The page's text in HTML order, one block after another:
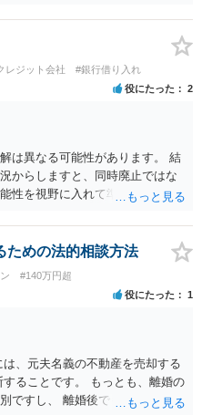
住を継続することは難しくなり
賃貸借契約を締結できれば、居
一応あります。）。ですが、そ
以上、仕方のないことです。
ょうが、離婚されている以上、
くより外ありません。但し、今
性はあります。貴殿の経済状況
、お子様の生活を維持できるよ
なお、破産申立代理人は、通常
で元奥様との連絡窓口にはなっ
産手続に必要な範囲で、破産手
産裁判所が選任する破産管財人
とになると思いますので、立ち
行われることになると思いま
売却が終わっていない場合は1年
います。 当初満了日が令和７年
延長通知がなされて償還期限が令
その後、令和７年９月頃になる
状況としては厳しい状況にある
解除のメールを送付されている
都市綜研インベストファンド
極的に対応している状況にはあ
内容証明に対しても何ら回答が
ため、現状では、内容証明やメ
、法的手続を取らなければ実質
うのが実情です。 ご相談の「み
和８年７月３１日が償還期限到
除による出資金返還請求をしな
にらんだ形で訴訟提起をするこ
都市綜研インベストファンドと
ついても、和解で約束された分
が複数寄せられています。した
回収できるとは申し上げられま
答がない ②任意交渉が機能して
④償還期限が到来する という現
けるよりは、リスクを承知の上
レジット会社 #銀行借り入れ
役にたった 2
は異なる可能性があります。 結
からしますと、同時廃止ではな
性を視野に入れて準備を進める
残った約95万円の使途（本当に
の相手だけに優先して返済して
財人による調査が必要と判断さ
万円と高いのも理由に挙げられ
の相当性が問題になる可能性が
っていないようならばご依頼な
います。
ための法的相談方法
#140万円超
役にたった 1
、元夫名義の不動産を売却する
ることです。 もっとも、離婚の
ですし、 離婚後でも、２年以内